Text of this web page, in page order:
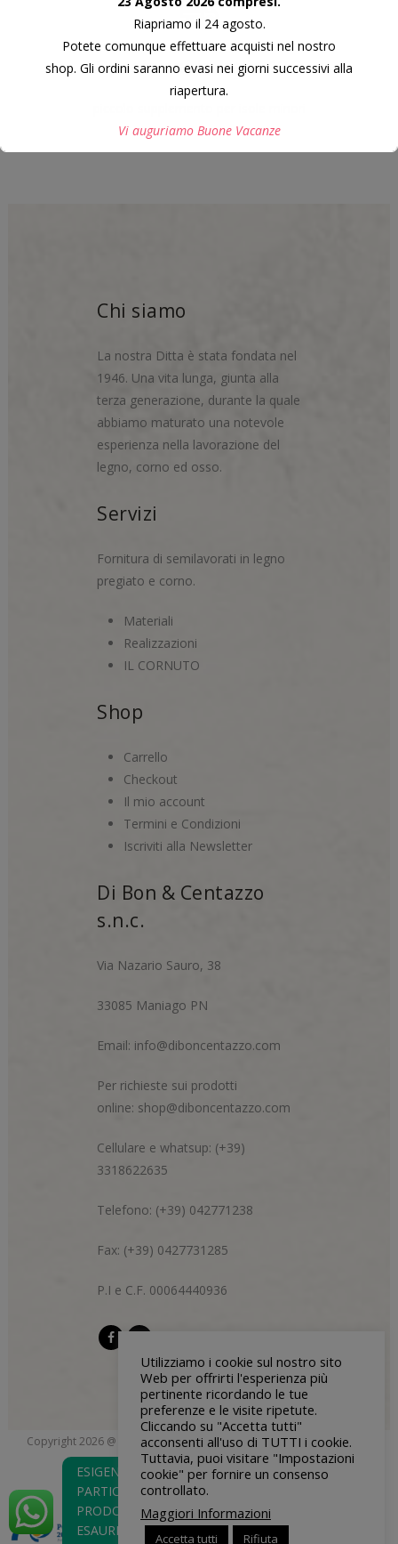
Spedizioni in Italia 10€
Chi siamo
La nostra Ditta è stata fondata nel
1946. Una vita lunga, giunta alla
terza generazione, durante la quale
abbiamo maturato una notevole
esperienza nella lavorazione del
legno, corno ed osso.
Servizi
Fornitura di semilavorati in legno
pregiato e corno.
Materiali
Realizzazioni
IL CORNUTO
Shop
Carrello
Checkout
Il mio account
Termini e Condizioni
Iscriviti alla Newsletter
Di Bon & Centazzo
s.n.c.
Via Nazario Sauro, 38
33085 Maniago PN
Email: info@diboncentazzo.com
Per richieste sui prodotti
online: shop@diboncentazzo.com
Cellulare e whatsup: (+39)
3318622635
Telefono: (+39) 042771238
Fax: (+39) 0427731285
P.I e C.F. 00064440936
Copyright 2026 @ Di Bon & Centazzo s.n.c. | P.I e C.F 00064440936 |
Privacy Policy| Credits: blendgroup.it
Utilizziamo i cookie sul nostro sito
Web per offrirti l'esperienza più
pertinente ricordando le tue
preferenze e le visite ripetute.
Cliccando su "Accetta tutti"
acconsenti all'uso di TUTTI i cookie.
Tuttavia, puoi visitare "Impostazioni
cookie" per fornire un consenso
controllato.
Maggiori Informazioni
Accetta tutti Rifiuta
ESIGENZE
PARTICOLARI O
PRODOTTO
ESAURITO?
Riapriamo il 24 agosto.
Potete comunque effettuare acquisti nel nostro
shop. Gli ordini saranno evasi nei giorni successivi alla
riapertura.
Vi auguriamo Buone Vacanze